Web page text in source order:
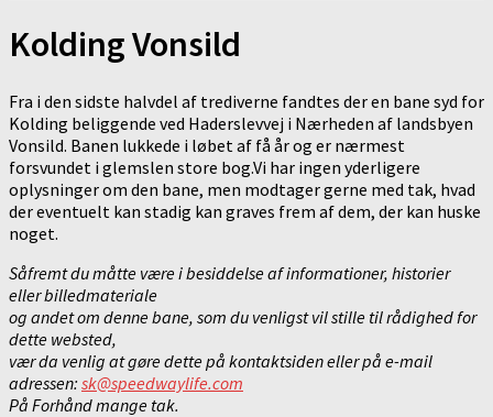
Kolding Vonsild
Fra i den sidste halvdel af trediverne fandtes der en bane syd for
Kolding beliggende ved Haderslevvej i Nærheden af landsbyen
Vonsild. Banen lukkede i løbet af få år og er nærmest
forsvundet i glemslen store bog.Vi har ingen yderligere
oplysninger om den bane, men modtager gerne med tak, hvad
der eventuelt kan stadig kan graves frem af dem, der kan huske
noget.
Såfremt du måtte være i besiddelse af informationer, historier
eller billedmateriale
og andet om denne bane, som du venligst vil stille til rådighed for
dette websted,
vær da venlig at gøre dette på kontaktsiden eller på e-mail
adressen: sk@speedwaylife.com
På Forhånd mange tak.